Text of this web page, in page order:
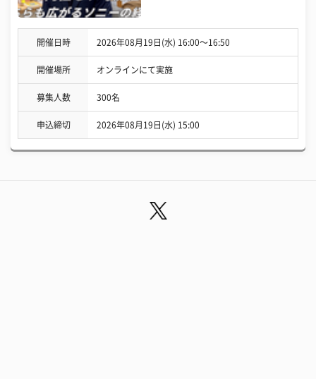
開催日時 2026年08月19日(水) 16:00〜16:50
開催場所 オンラインにて実施
募集人数 300名
申込締切 2026年08月19日(水) 15:00